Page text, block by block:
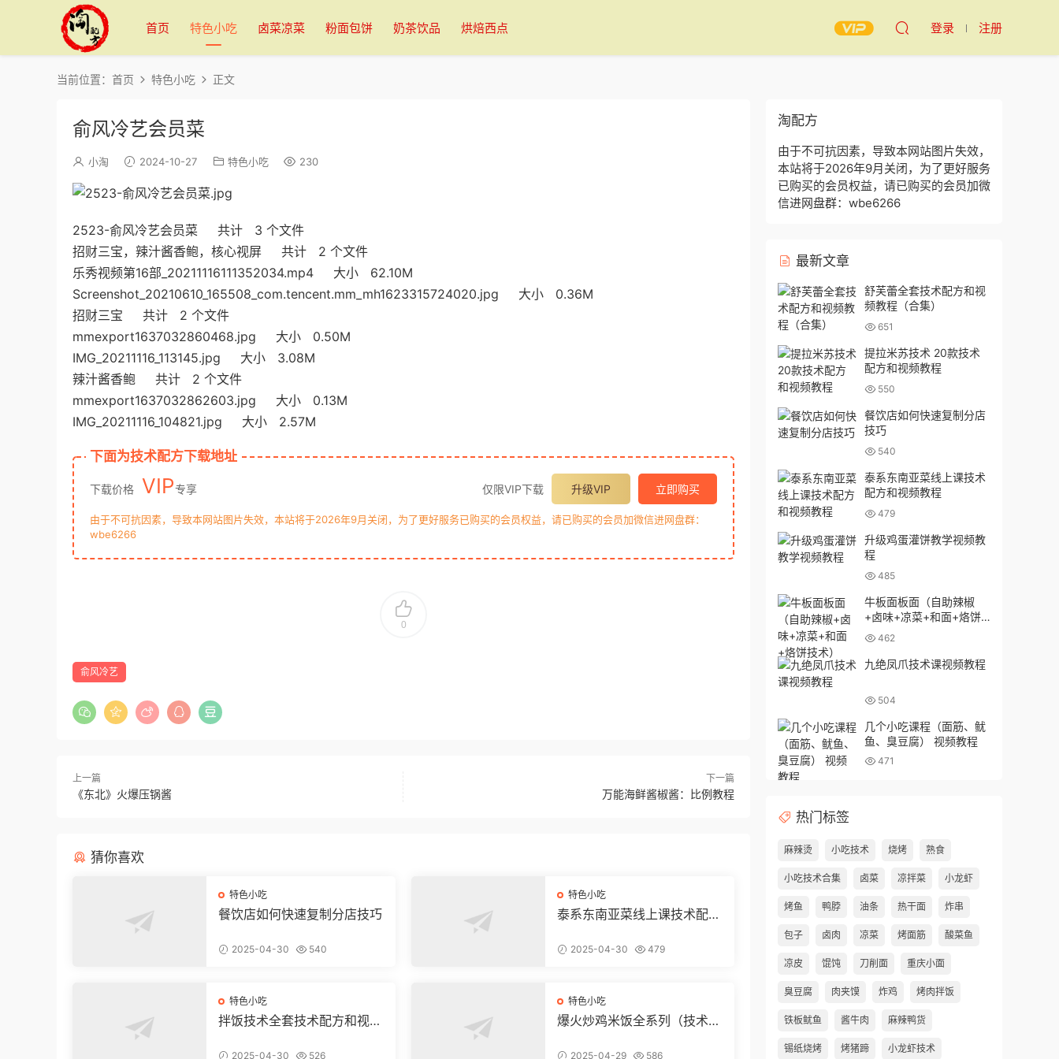
首页 特色小吃 卤菜凉菜 粉面包饼 奶茶饮品 烘焙西点 登录 注册
当前位置： 首页 特色小吃 正文
俞风冷艺会员菜
小淘 2024-10-27 特色小吃 230
2523-俞风冷艺会员菜 共计 3 个文件
招财三宝，辣汁酱香鲍，核心视屏 共计 2 个文件
乐秀视频第16部_20211116111352034.mp4 大小 62.10M
Screenshot_20210610_165508_com.tencent.mm_mh1623315724020.jpg 大小 0.36M
招财三宝 共计 2 个文件
mmexport1637032860468.jpg 大小 0.50M
IMG_20211116_113145.jpg 大小 3.08M
辣汁酱香鲍 共计 2 个文件
mmexport1637032862603.jpg 大小 0.13M
IMG_20211116_104821.jpg 大小 2.57M
下面为技术配方下载地址
下载价格 VIP专享 仅限VIP下载 升级VIP 立即购买
由于不可抗因素，导致本网站图片失效，本站将于2026年9月关闭，为了更好服务已购买的会员权益，请已购买的会员加微信进网盘群：
wbe6266
0
俞风冷艺
上一篇
《东北》火爆压锅酱
下一篇
万能海鲜酱椒酱：比例教程
猜你喜欢
特色小吃
餐饮店如何快速复制分店技巧
2025-04-30 540
特色小吃
泰系东南亚菜线上课技术配方
2025-04-30 479
特色小吃
拌饭技术全套技术配方和视频
2025-04-30 526
特色小吃
爆火炒鸡米饭全系列（技术）
2025-04-29 586
淘配方
由于不可抗因素，导致本网站图片失效，
本站将于2026年9月关闭，为了更好服务
已购买的会员权益，请已购买的会员加微
信进网盘群：wbe6266
最新文章
舒芙蕾全套技术配方和视
频教程（合集）
651
提拉米苏技术 20款技术
配方和视频教程
550
餐饮店如何快速复制分店
技巧
540
泰系东南亚菜线上课技术
配方和视频教程
479
升级鸡蛋灌饼教学视频教
程
485
牛板面板面（自助辣椒
+卤味+凉菜+和面+烙饼
技术）
462
九绝凤爪技术课视频教程
504
几个小吃课程（面筋、鱿
鱼、臭豆腐） 视频教程
471
热门标签
麻辣烫 小吃技术 烧烤 熟食
小吃技术合集 卤菜 凉拌菜 小龙虾
烤鱼 鸭脖 油条 热干面 炸串
包子 卤肉 凉菜 烤面筋 酸菜鱼
凉皮 馄饨 刀削面 重庆小面
臭豆腐 肉夹馍 炸鸡 烤肉拌饭
铁板鱿鱼 酱牛肉 麻辣鸭货
锡纸烧烤 烤猪蹄 小龙虾技术